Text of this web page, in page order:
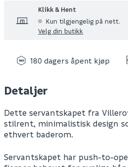
Klikk & Hent
Kun tilgjengelig på nett.
Velg din butikk
180 dagers åpent kjøp
Detaljer
Dette servantskapet fra
stilrent, minimalistisk design
ethvert baderom.
Servantskapet har push-to-